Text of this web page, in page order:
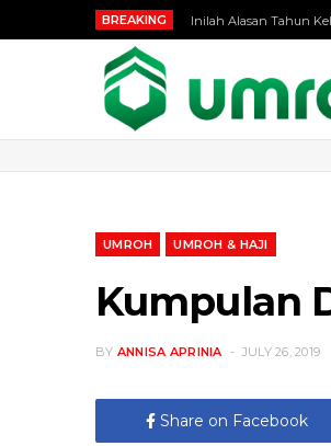
BREAKING Inilah Alasan Tahun
UMROH UMROH & HAJI
Kumpulan
BY ANNISA APRINIA JULY 26, 2019
Share on Facebook